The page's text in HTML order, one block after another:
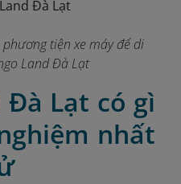
tiện xe máy để di
Land Đà Lạt
Đà Lạt có gì
nhất